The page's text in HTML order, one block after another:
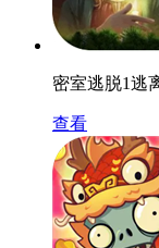
密室逃脱1逃
查看